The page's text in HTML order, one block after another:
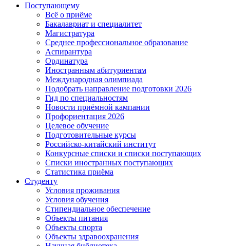
Поступающему
Всё о приёме
Бакалавриат и специалитет
Магистратура
Среднее профессиональное образование
Аспирантура
Ординатура
Иностранным абитуриентам
Международная олимпиада
Подобрать направление подготовки 2026
Гид по специальностям
Новости приёмной кампании
Профориентация 2026
Целевое обучение
Подготовительные курсы
Российско-китайский институт
Конкурсные списки и списки поступающих
Списки иностранных поступающих
Статистика приёма
Студенту
Условия проживания
Условия обучения
Стипендиальное обеспечение
Объекты питания
Объекты спорта
Объекты здравоохранения